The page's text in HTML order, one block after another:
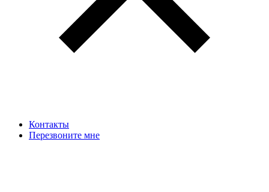
Контакты
Перезвоните мне